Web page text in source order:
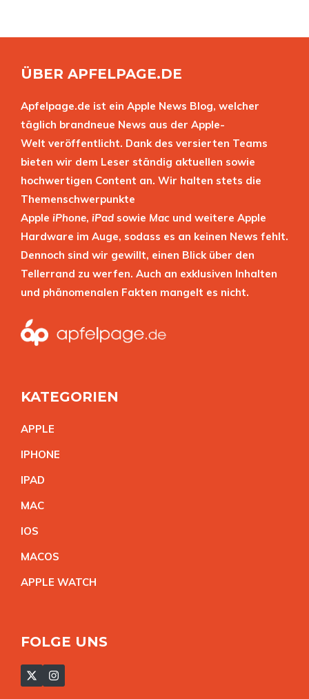
ÜBER APFELPAGE.DE
Apfelpage.de ist ein Apple News Blog, welcher
täglich brandneue News aus der Apple-
Welt veröffentlicht. Dank des versierten Teams
bieten wir dem Leser ständig aktuellen sowie
hochwertigen Content an. Wir halten stets die
Themenschwerpunkte
Apple iPhone, iPad sowie Mac und weitere Apple
Hardware im Auge, sodass es an keinen News fehlt.
Dennoch sind wir gewillt, einen Blick über den
Tellerrand zu werfen. Auch an exklusiven Inhalten
und phänomenalen Fakten mangelt es nicht.
KATEGORIEN
APPLE
IPHONE
IPAD
MAC
IOS
MACOS
APPLE WATCH
FOLGE UNS